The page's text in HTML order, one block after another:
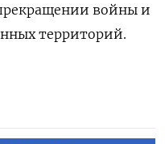
войны и
территорий.